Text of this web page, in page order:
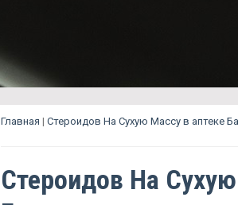
Главная | Стероидов На Сухую Массу в аптеке
Стероидов На